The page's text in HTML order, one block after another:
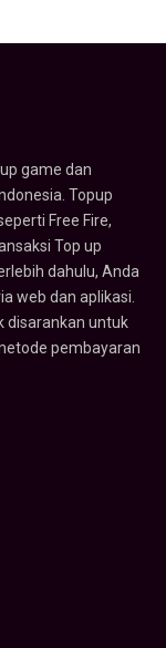
game dan
Topup
Free Fire,
Top up
dahulu, Anda
web dan aplikasi.
disarankan untuk
pembayaran